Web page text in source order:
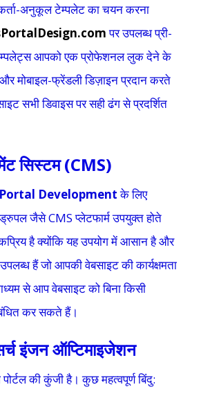
अनुकूल टेम्पलेट का चयन करना
पर उपलब्ध प्री-
आपको एक प्रोफेशनल लुक देने के
मोबाइल-फ्रेंडली डिज़ाइन प्रदान करते
सभी डिवाइस पर सही ढंग से प्रदर्शित
सिस्टम (CMS)
Developmentके लिए
जैसे CMS प्लेटफार्म उपयुक्त होते
है क्योंकि यह उपयोग में आसान है और
हैं जो आपकी वेबसाइट की कार्यक्षमता
से आप वेबसाइट को बिना किसी
कर सकते हैं।
इंजन ऑप्टिमाइजेशन
की कुंजी है। कुछ महत्वपूर्ण बिंदु: